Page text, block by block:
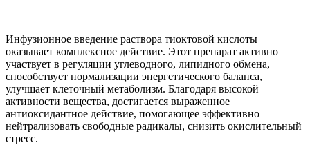
Инфузионное введение раствора тиоктовой кислоты
оказывает комплексное действие. Этот препарат активно
участвует в регуляции углеводного, липидного обмена,
способствует нормализации энергетического баланса,
улучшает клеточный метаболизм. Благодаря высокой
активности вещества, достигается выраженное
антиоксидантное действие, помогающее эффективно
нейтрализовать свободные радикалы, снизить окислительный
стресс.